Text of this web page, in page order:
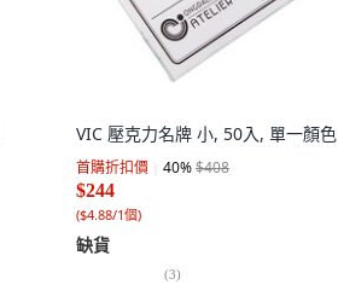
VIC 壓克力名牌 小, 50入, 單一顏色
首購折扣價 40%$408
$244
($4.88/1個)
缺貨
(3)